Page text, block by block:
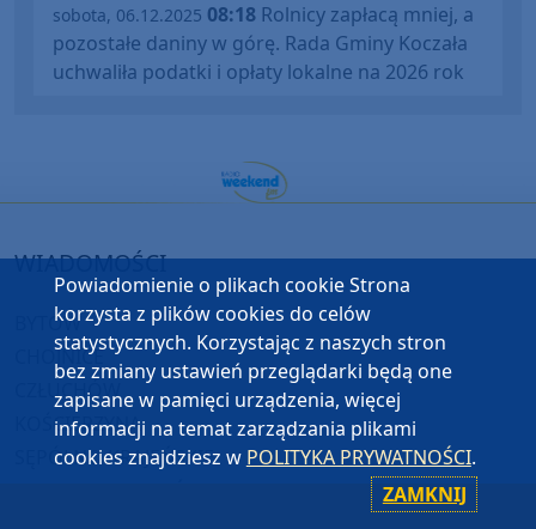
sobota, 06.12.2025 08:18 Rolnicy zapłacą mniej, a
pozostałe daniny w górę. Rada Gminy Koczała
uchwaliła podatki i opłaty lokalne na 2026 rok
WIADOMOŚCI
BYTÓW
CHOJNICE
CZŁUCHÓW
KOŚCIERZYNA
SĘPÓLNO KRAJEŃSKIE
Powiadomienie o plikach cookie Strona
korzysta z plików cookies do celów
statystycznych. Korzystając z naszych stron
bez zmiany ustawień przeglądarki będą one
zapisane w pamięci urządzenia, więcej
informacji na temat zarządzania plikami
cookies znajdziesz w POLITYKA PRYWATNOŚCI.
ZAMKNIJ